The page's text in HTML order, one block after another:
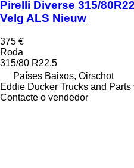
Pirelli Diverse 315/
Velg ALS Nieuw
375 €
Roda
315/80 R22.5
Países Baixos, Oirschot
Eddie Ducker Trucks and Parts
Contacte o vendedor